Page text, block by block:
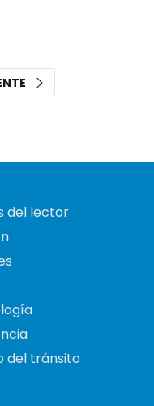
del lector
del tránsito